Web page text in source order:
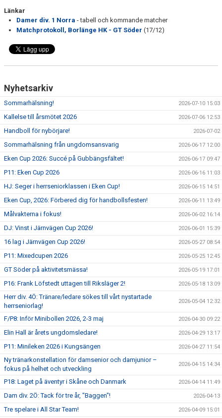
Länkar
Damer div. 1 Norra - tabell och kommande matcher
Matchprotokoll, Borlänge HK - GT Söder (17/12)
Nyhetsarkiv
Sommarhälsning! 2026-07-10 15:03
Kallelse till årsmötet 2026 2026-07-06 12:53
Handboll för nybörjare! 2026-07-02
Sommarhälsning från ungdomsansvarig 2026-06-17 12:00
Eken Cup 2026: Succé på Gubbängsfältet! 2026-06-17 09:47
P11: Eken Cup 2026 2026-06-16 11:03
HJ: Seger i herrseniorklassen i Eken Cup! 2026-06-15 14:51
Eken Cup, 2026: Förbered dig för handbollsfesten! 2026-06-11 13:49
Målvakterna i fokus! 2026-06-02 16:14
DJ: Vinst i Järnvägen Cup 2026! 2026-06-01 15:39
16 lag i Järnvägen Cup 2026! 2026-05-27 08:54
P11: Mixedcupen 2026 2026-05-25 12:45
GT Söder på aktivitetsmässa! 2026-05-19 17:01
P16: Frank Löfstedt uttagen till Riksläger 2! 2026-05-18 13:09
Herr div. 4Ö: Tränare/ledare sökes till vårt nystartade
herrseniorlag!
2026-05-04 12:32
F/P8: Inför Minibollen 2026, 2-3 maj 2026-04-30 09:22
Elin Hall är årets ungdomsledare! 2026-04-29 13:17
P11: Minileken 2026 i Kungsängen 2026-04-27 11:54
Ny tränarkonstellation för damsenior och damjunior –
fokus på helhet och utveckling
2026-04-15 14:34
P18: Laget på äventyr i Skåne och Danmark 2026-04-14 11:49
Dam div. 2Ö: Tack för tre år, "Baggen"! 2026-04-13
Tre spelare i All Star Team! 2026-04-09 15:01